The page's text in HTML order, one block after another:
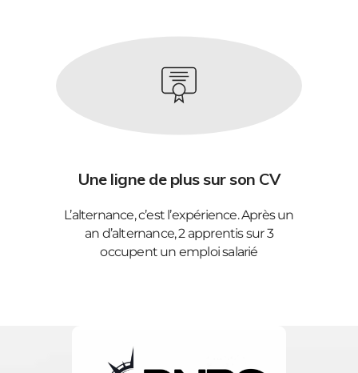
Une ligne de plus sur son CV
L’alternance, c’est l’expérience. Après un
an d’alternance, 2 apprentis sur 3
occupent un emploi salarié